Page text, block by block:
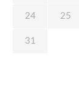
24 25
31